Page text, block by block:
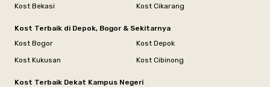
Kost Bekasi
Kost Cikarang
Kost Terbaik di Depok, Bogor & Sekitarnya
Kost Bogor
Kost Depok
Kost Kukusan
Kost Cibinong
Kost Terbaik Dekat Kampus Negeri